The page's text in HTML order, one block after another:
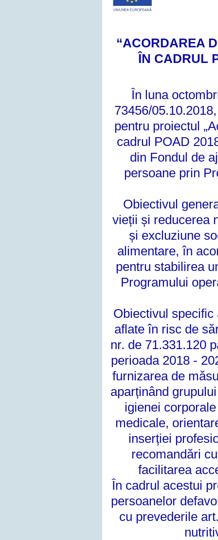
“ACORDAREA
ÎN CADRUL
În luna
73456/
pentru proiectul
cadrul POAD
din Fondul de
persoane prin
Obiectivul
vieții și reducerea
și excluziune
alimentare, în
pentru stabilirea
Programului
Obiectivul
aflate în risc de
nr. de 71.331.120
perioada 2018 -
furnizarea de
aparținând
igienei
medicale,
inserției
recomandări
facilitarea
În cadrul acestui
persoanelor
cu prevederile